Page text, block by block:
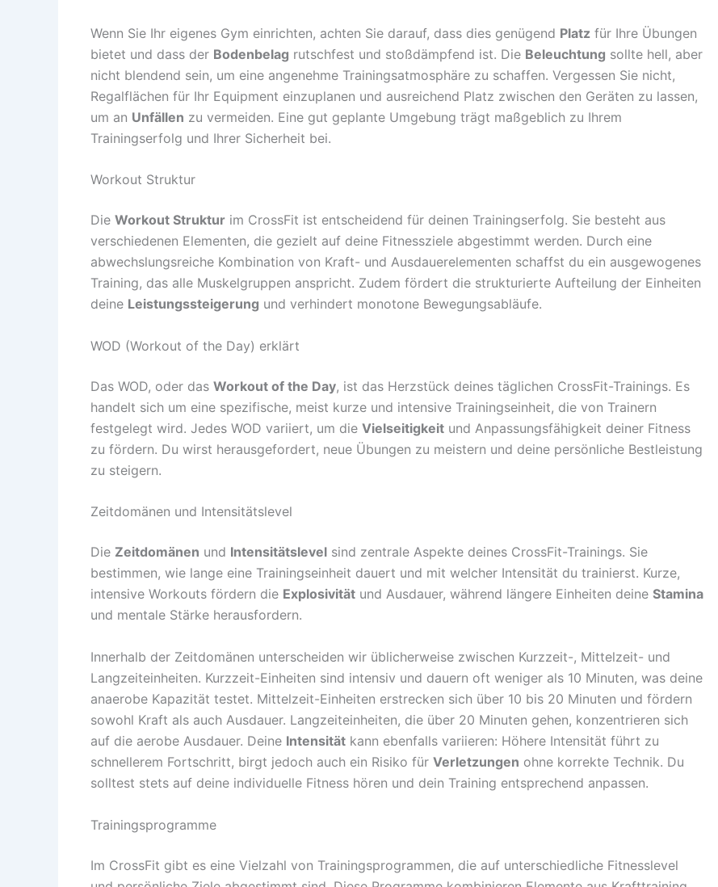
Wenn Sie Ihr eigenes Gym einrichten, achten Sie darauf, dass dies genügend Platz für Ihre Übungen
bietet und dass der Bodenbelag rutschfest und stoßdämpfend ist. Die Beleuchtung sollte hell, aber
nicht blendend sein, um eine angenehme Trainingsatmosphäre zu schaffen. Vergessen Sie nicht,
Regalflächen für Ihr Equipment einzuplanen und ausreichend Platz zwischen den Geräten zu lassen,
um an Unfällen zu vermeiden. Eine gut geplante Umgebung trägt maßgeblich zu Ihrem
Trainingserfolg und Ihrer Sicherheit bei.
Workout Struktur
Die Workout Struktur im CrossFit ist entscheidend für deinen Trainingserfolg. Sie besteht aus
verschiedenen Elementen, die gezielt auf deine Fitnessziele abgestimmt werden. Durch eine
abwechslungsreiche Kombination von Kraft- und Ausdauerelementen schaffst du ein ausgewogenes
Training, das alle Muskelgruppen anspricht. Zudem fördert die strukturierte Aufteilung der Einheiten
deine Leistungssteigerung und verhindert monotone Bewegungsabläufe.
WOD (Workout of the Day) erklärt
Das WOD, oder das Workout of the Day, ist das Herzstück deines täglichen CrossFit-Trainings. Es
handelt sich um eine spezifische, meist kurze und intensive Trainingseinheit, die von Trainern
festgelegt wird. Jedes WOD variiert, um die Vielseitigkeit und Anpassungsfähigkeit deiner Fitness
zu fördern. Du wirst herausgefordert, neue Übungen zu meistern und deine persönliche Bestleistung
zu steigern.
Zeitdomänen und Intensitätslevel
Die Zeitdomänen und Intensitätslevel sind zentrale Aspekte deines CrossFit-Trainings. Sie
bestimmen, wie lange eine Trainingseinheit dauert und mit welcher Intensität du trainierst. Kurze,
intensive Workouts fördern die Explosivität und Ausdauer, während längere Einheiten deine Stamina
und mentale Stärke herausfordern.
Innerhalb der Zeitdomänen unterscheiden wir üblicherweise zwischen Kurzzeit-, Mittelzeit- und
Langzeiteinheiten. Kurzzeit-Einheiten sind intensiv und dauern oft weniger als 10 Minuten, was deine
anaerobe Kapazität testet. Mittelzeit-Einheiten erstrecken sich über 10 bis 20 Minuten und fördern
sowohl Kraft als auch Ausdauer. Langzeiteinheiten, die über 20 Minuten gehen, konzentrieren sich
auf die aerobe Ausdauer. Deine Intensität kann ebenfalls variieren: Höhere Intensität führt zu
schnellerem Fortschritt, birgt jedoch auch ein Risiko für Verletzungen ohne korrekte Technik. Du
solltest stets auf deine individuelle Fitness hören und dein Training entsprechend anpassen.
Trainingsprogramme
Im CrossFit gibt es eine Vielzahl von Trainingsprogrammen, die auf unterschiedliche Fitnesslevel